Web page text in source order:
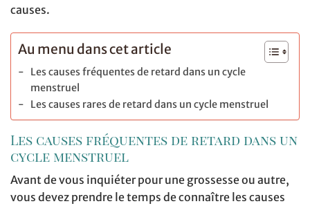
causes.
Au menu dans cet article
Les causes fréquentes de retard dans un cycle
menstruel
Les causes rares de retard dans un cycle menstruel
Les causes fréquentes de retard dans un
cycle menstruel
Avant de vous inquiéter pour une grossesse ou autre,
vous devez prendre le temps de connaître les causes